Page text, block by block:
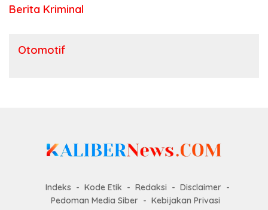
Berita Kriminal
Otomotif
Indeks Kode Etik Redaksi
Disclaimer
Pedoman Media Siber
Kebijakan Privasi